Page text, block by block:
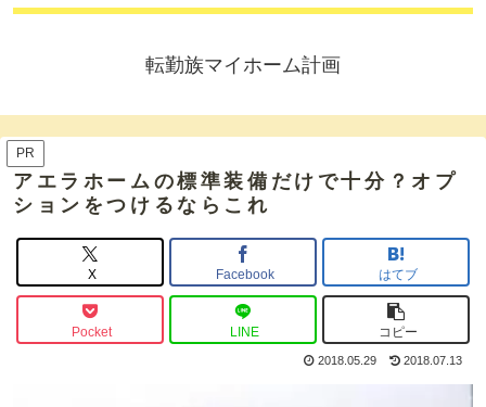
転勤族マイホーム計画
PR
アエラホームの標準装備だけで十分？オプ
ションをつけるならこれ
X Facebook はてブ
Pocket LINE コピー
2018.05.29 2018.07.13